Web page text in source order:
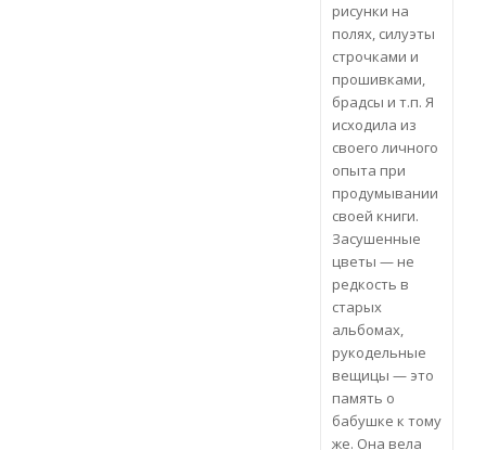
рисунки на
полях, силуэты
строчками и
прошивками,
брадсы и т.п. Я
исходила из
своего личного
опыта при
продумывании
своей книги.
Засушенные
цветы — не
редкость в
старых
альбомах,
рукодельные
вещицы — это
память о
бабушке к тому
же. Она вела